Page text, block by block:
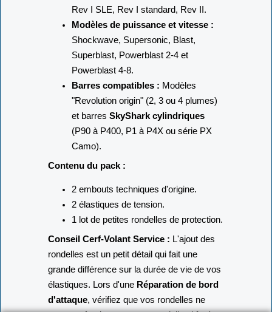
Rev I SLE, Rev I standard, Rev II.
Modèles de puissance et vitesse :
Shockwave, Supersonic, Blast,
Superblast, Powerblast 2-4 et
Powerblast 4-8.
Barres compatibles : Modèles
"Revolution origin" (2, 3 ou 4 plumes)
et barres SkyShark cylindriques
(P90 à P400, P1 à P4X ou série PX
Camo).
Contenu du pack :
2 embouts techniques d'origine.
2 élastiques de tension.
1 lot de petites rondelles de protection.
Conseil Cerf-Volant Service : L'ajout des
rondelles est un petit détail qui fait une
grande différence sur la durée de vie de vos
élastiques. Lors d'une Réparation de bord
d'attaque, vérifiez que vos rondelles ne